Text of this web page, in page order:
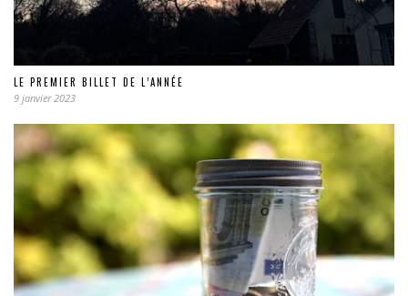
LE PREMIER BILLET DE L’ANNÉE
9 janvier 2023